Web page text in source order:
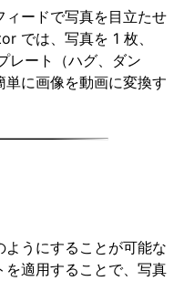
ードで写真を目立たせ
では、写真を 1 枚、
レート（ハグ、ダン
に画像を動画に変換す
うにすることが可能な
を適用することで、写真